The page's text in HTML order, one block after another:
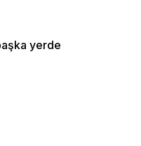
yerde